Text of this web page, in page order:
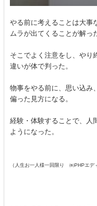
やる前に考えることは大事
ムラが出てくることが解っ
そこでよく注意をし、やり
違いが体で判った。
物事をやる前に、思い込み
偏った見方になる。
経験・体験することで、人
ようになった。
（人生お一人様一回限り ㈱PHPエデ